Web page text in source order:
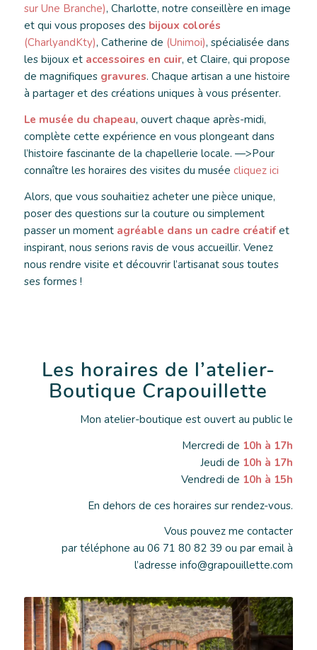
sur Une Branche), Charlotte, notre conseillère en image
et qui vous proposes des bijoux colorés
(CharlyandKty), Catherine de (Unimoi), spécialisée dans
les bijoux et accessoires en cuir, et Claire, qui propose
de magnifiques gravures. Chaque artisan a une histoire
à partager et des créations uniques à vous présenter.
Le musée du chapeau, ouvert chaque après-midi,
complète cette expérience en vous plongeant dans
l’histoire fascinante de la chapellerie locale. —>Pour
connaître les horaires des visites du musée cliquez ici
Alors, que vous souhaitiez acheter une pièce unique,
poser des questions sur la couture ou simplement
passer un moment agréable dans un cadre créatifet
inspirant, nous serions ravis de vous accueillir. Venez
nous rendre visite et découvrir l’artisanat sous toutes
ses formes !
Les horaires de l’atelier-
Boutique Crapouillette
Mon atelier-boutique est ouvert au public le
Mercredi de 10h à 17h
Jeudi de 10h à 17h
Vendredi de 10h à 15h
En dehors de ces horaires sur rendez-vous.
Vous pouvez me contacter
par téléphone au 06 71 80 82 39 ou par email à
l’adresse info@grapouillette.com